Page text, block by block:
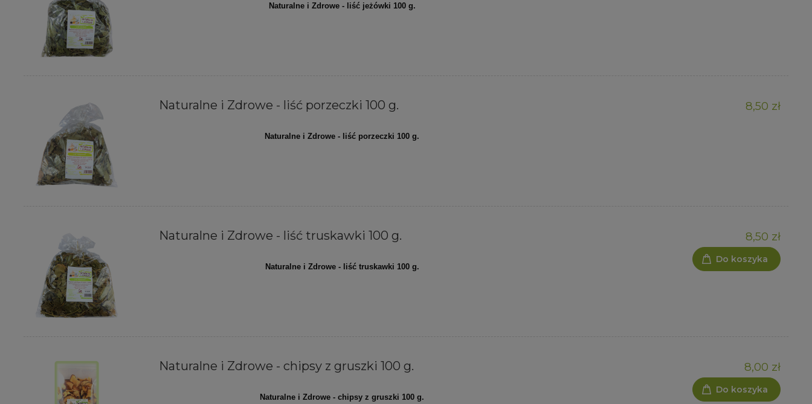
Naturalne i Zdrowe - liść jeżówki 100 g.
Naturalne i Zdrowe - liść porzeczki 100 g.
Naturalne i Zdrowe - liść porzeczki 100 g.
8,50 zł
Naturalne i Zdrowe - liść truskawki 100 g.
Naturalne i Zdrowe - liść truskawki 100 g.
8,50 zł
Do koszyka
Naturalne i Zdrowe - chipsy z gruszki 100 g.
Naturalne i Zdrowe - chipsy z gruszki 100 g.
8,00 zł
Do koszyka